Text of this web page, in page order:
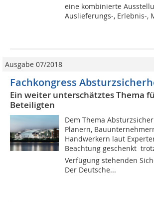
eine kombinierte
Auslieferungs-, Erlebnis-,
Ausgabe 07/2018
Fachkongress
Ein weiter unterschätztes Thema
Beteiligten
Dem Thema
Planern,
Handwerkern laut
Beachtung geschenkt 
Verfügung stehenden
Der Deutsche...